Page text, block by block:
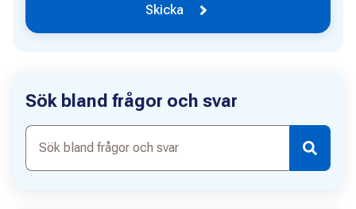
Skicka
Sök bland frågor och svar
Sök
bland
frågor
och